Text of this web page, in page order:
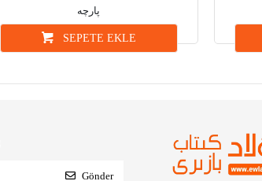
پارچە
SEPETE EKLE
Gönder